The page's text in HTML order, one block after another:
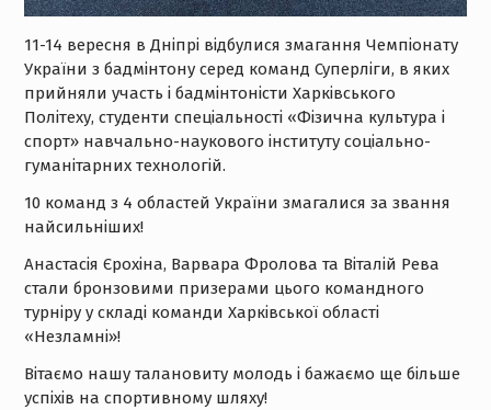
11-14 вересня в Дніпрі відбулися змагання Чемпіонату
України з бадмінтону серед команд Суперліги, в яких
прийняли участь і бадмінтоністи Харківського
Політеху, студенти спеціальності «Фізична культура і
спорт» навчально-наукового інституту соціально-
гуманітарних технологій.
10 команд з 4 областей України змагалися за звання
найсильніших!
Анастасія Єрохіна, Варвара Фролова та Віталій Рева
стали бронзовими призерами цього командного
турніру у складі команди Харківської області
«Незламні»!
Вітаємо нашу талановиту молодь і бажаємо ще більше
успіхів на спортивному шляху!